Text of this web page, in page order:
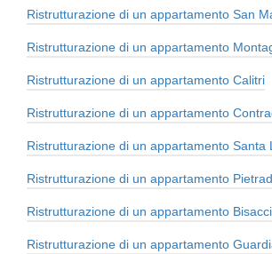
Ristrutturazione di un appartamento San
Ristrutturazione di un appartamento
Ristrutturazione di un appartamento Calitri
Ristrutturazione di un appartamento
Ristrutturazione di un appartamento Santa
Ristrutturazione di un appartamento
Ristrutturazione di un appartamento
Ristrutturazione di un appartamento